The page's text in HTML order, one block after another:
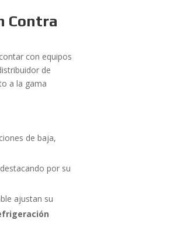
Contra
con equipos
de
a la gama
de baja,
por su
ajustan su